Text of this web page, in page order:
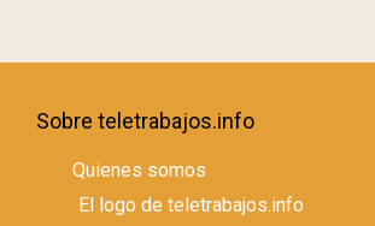
Sobre teletrabajos.info
Quienes somos
El logo de teletrabajos.info